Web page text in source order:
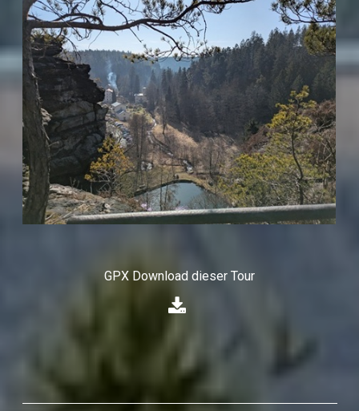
GPX Download dieser Tour